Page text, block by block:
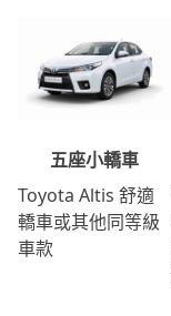
五座小轎車
Toyota Altis 舒適
轎車或其他同等級
車款